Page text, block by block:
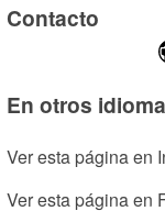
Contacto
En otros
Ver esta página en
Ver esta página en